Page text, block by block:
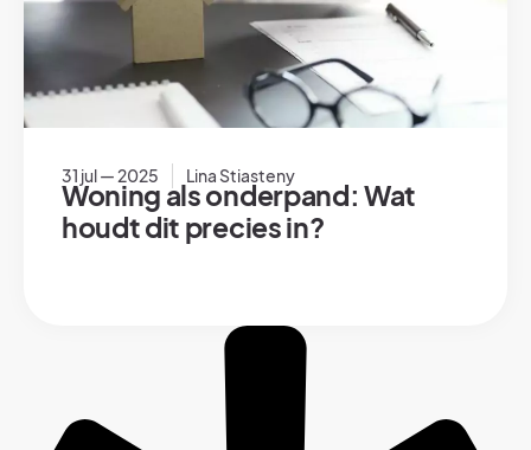
31 jul — 2025 Lina Stiasteny
Woning als onderpand: Wat
houdt dit precies in?